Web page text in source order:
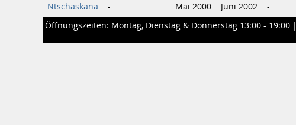
Ntschaskana
- Mai 2000 Juni 2002
-
Öffnungszeiten: Montag, Dienstag & Donnerstag 13:00 - 19:00 |